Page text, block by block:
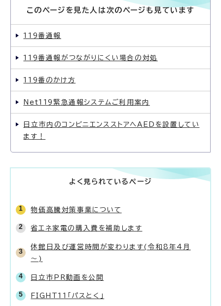
このページを見た人は次のページも見ています
119番通報
119番通報がつながりにくい場合の対処
119番のかけ方
Net119緊急通報システムご利用案内
日立市内のコンビニエンスストアへAEDを設置してい
ます！
よく見られているページ
物価高騰対策事業について
省エネ家電の購入費を補助します
休館日及び運営時間が変わります(令和8年4月
～)
日立市PR動画を公開
FIGHT11「パスとく」